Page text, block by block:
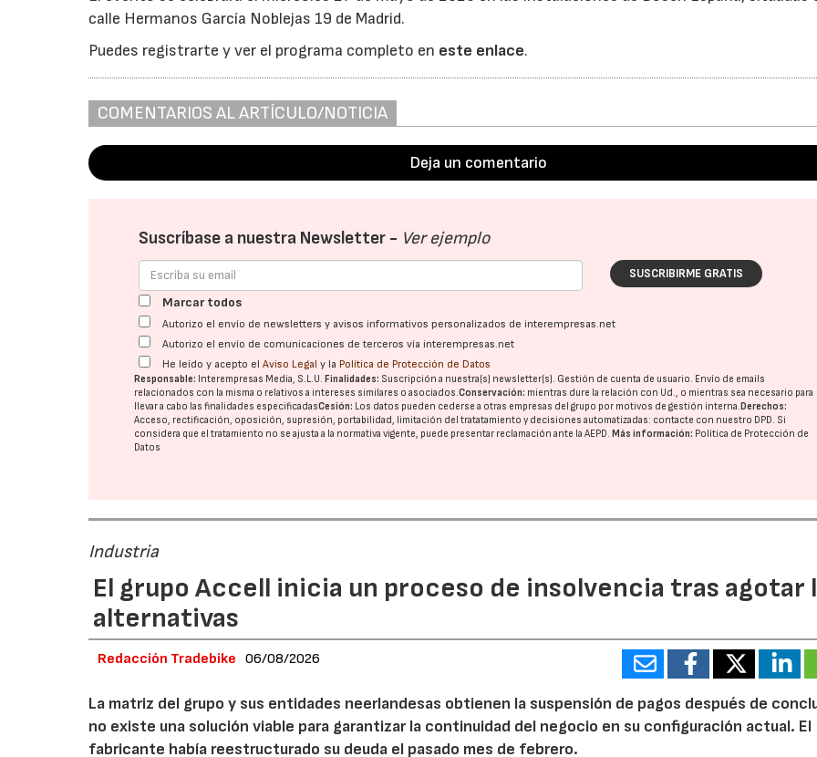
calle Hermanos García Noblejas 19 de Madrid.
Puedes registrarte y ver el programa completo en este enlace.
COMENTARIOS AL ARTÍCULO/NOTICIA
Deja un comentario
Suscríbase a nuestra Newsletter - Ver ejemplo
SUSCRIBIRME GRATIS
Marcar todos
Autorizo el envío de newsletters y avisos informativos personalizados de interempresas.net
Autorizo el envío de comunicaciones de terceros vía interempresas.net
He leído y acepto elAviso Legal y la Política de Protección de Datos
Responsable: Interempresas Media, S.L.U.Finalidades: Suscripción a nuestra(s) newsletter(s). Gestión de cuenta de usuario. Envío de emails
relacionados con la misma o relativos a intereses similares o asociados.Conservación: mientras dure la relación con Ud., o mientras sea necesario para
llevar a cabo las finalidades especificadasCesión: Los datos pueden cederse a otras empresas del grupo por motivos de gestión interna.Derechos:
Acceso, rectificación, oposición, supresión, portabilidad, limitación del tratatamiento y decisiones automatizadas: contacte con nuestro DPD. Si
considera que el tratamiento no se ajusta a la normativa vigente, puede presentar reclamación ante laAEPD.Más información: Política de Protección de
Datos
Industria
El grupo Accell inicia un proceso de insolvencia tras agotar
alternativas
Redacción Tradebike 06/08/2026
La matriz del grupo y sus entidades neerlandesas obtienen la suspensión de pagos después de
no existe una solución viable para garantizar la continuidad del negocio en su configuración actual. El
fabricante había reestructurado su deuda el pasado mes de febrero.